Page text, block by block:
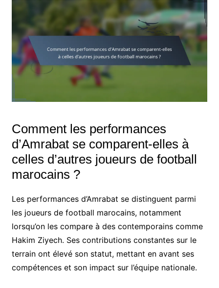
Comment les performances
d’Amrabat se comparent-elles à
celles d’autres joueurs de football
marocains ?
Les performances d’Amrabat se distinguent parmi
les joueurs de football marocains, notamment
lorsqu’on les compare à des contemporains comme
Hakim Ziyech. Ses contributions constantes sur le
terrain ont élevé son statut, mettant en avant ses
compétences et son impact sur l’équipe nationale.